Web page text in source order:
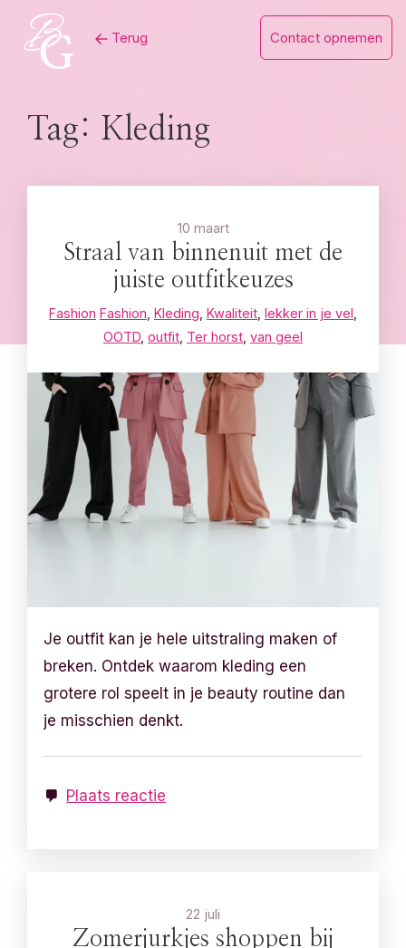
content
Terug Contact opnemen
Tag: Kleding
10 maart
Straal van binnenuit met de
juiste outfitkeuzes
Fashion Fashion Kleding Kwaliteit lekker in je vel
OOTD outfit Ter horst van geel
Je outfit kan je hele uitstraling maken of
breken. Ontdek waarom kleding een
grotere rol speelt in je beauty routine dan
je misschien denkt.
Plaats reactie
22 juli
Zomerjurkjes shoppen bij